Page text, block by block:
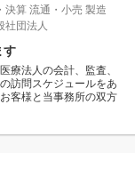
決算 流通・小売 製造
社団法人
す
療法人の会計、監査、
訪問スケジュールをあ
客様と当事務所の双方